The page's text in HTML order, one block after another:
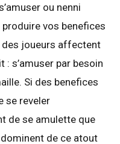
ou nenni
vos benefices
des joueurs affectent
: s’amuser par besoin
Si des benefices
se reveler
de se amulette que
de ce atout